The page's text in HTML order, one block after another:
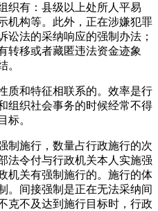
织有：县级以上处所人平易
机构等。此外，正在涉嫌犯罪
讼法的采纳响应的强制办法；
转移或者藏匿违法资金迹象
。
和特征相联系的。效率是行
组织社会事务的时候经常不得
标。
施行，数量占行政施行的次
法令付与行政机关本人实施强
机关有强制施行的。施行的体
。间接强制是正在无法采纳间
克不及达到施行目标时，行政